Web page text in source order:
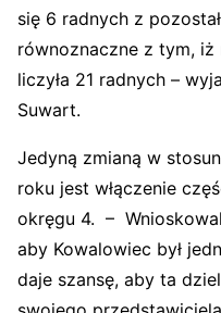
się 6 radnych z
równoznaczne z tym,
liczyła 21 radnych –
Suwart.
Jedyną zmianą w
roku jest włączenie
okręgu 4. –
aby Kowalowiec był
daje szansę, aby ta